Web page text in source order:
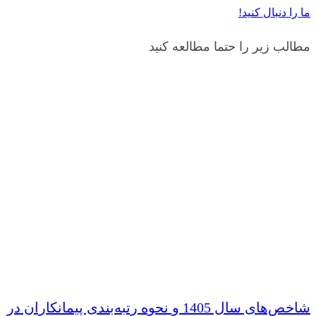
ما را دنبال کنید!
مطالب زیر را حتما مطالعه کنید
شاخص‌های سال 1405 و نحوه رتبه‌بندی پیمانکاران در